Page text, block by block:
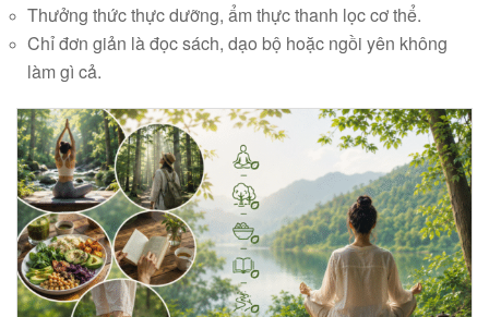
Thưởng thức thực dưỡng, ẩm thực thanh lọc cơ thể.
Chỉ đơn giản là đọc sách, dạo bộ hoặc ngồi yên không
làm gì cả.